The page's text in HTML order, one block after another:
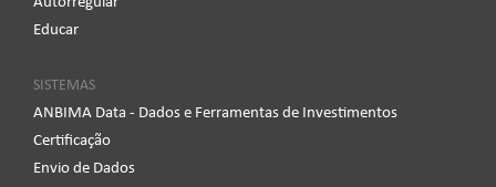
Educar
SISTEMAS
ANBIMA Data - Dados e Ferramentas de Investimentos
Certificação
Envio de Dados